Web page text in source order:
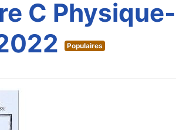
C
Populaires